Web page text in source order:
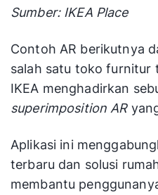
Sumber: IKEA Place
Contoh AR berikutnya
salah satu toko furnitur
IKEA menghadirkan
superimposition AR
Aplikasi ini
terbaru dan solusi
membantu